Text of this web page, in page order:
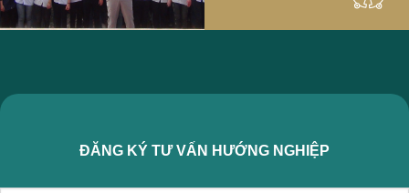
ĐĂNG KÝ TƯ VẤN HƯỚNG NGHIỆP